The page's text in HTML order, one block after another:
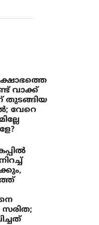
വാക്ക്
തുടങ്ങിയ
വേറെ
സരിത;